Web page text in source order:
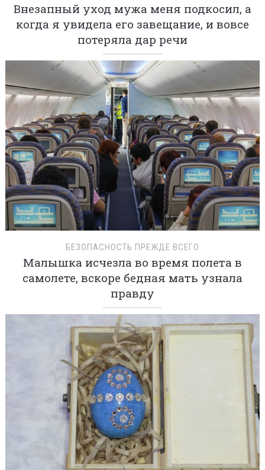
Внезапный уход мужа меня подкосил, а
когда я увидела его завещание, и вовсе
потеряла дар речи
БЕЗОПАСНОСТЬ ПРЕЖДЕ ВСЕГО
Малышка исчезла во время полета в
самолете, вскоре бедная мать узнала
правду